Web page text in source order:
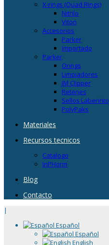
X-rings (Quad Rings)
Nitrilo
Viton
Accesorios
Parker
Importado
Parker
Orings
Limpiadores
JM Clipper
Retenes
Sellos Laberinto
PolyPaks
Materiales
Recursos tecnicos
Catalogo
InPHorm
Blog
Contacto
|
Español
Español
English